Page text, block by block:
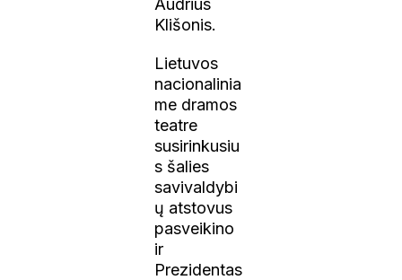
Klišonis.
Lietuvos
nacionalinia
me dramos
teatre
susirinkusiu
s šalies
savivaldybi
ų atstovus
pasveikino
ir
Prezidentas